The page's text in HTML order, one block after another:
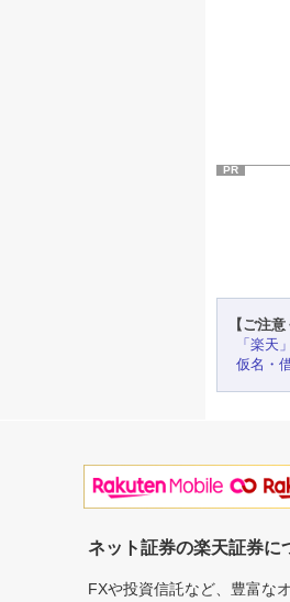
PR
【ご注意
「楽天
仮名・
ネット証券の楽天証券に
FXや投資信託など、豊富な